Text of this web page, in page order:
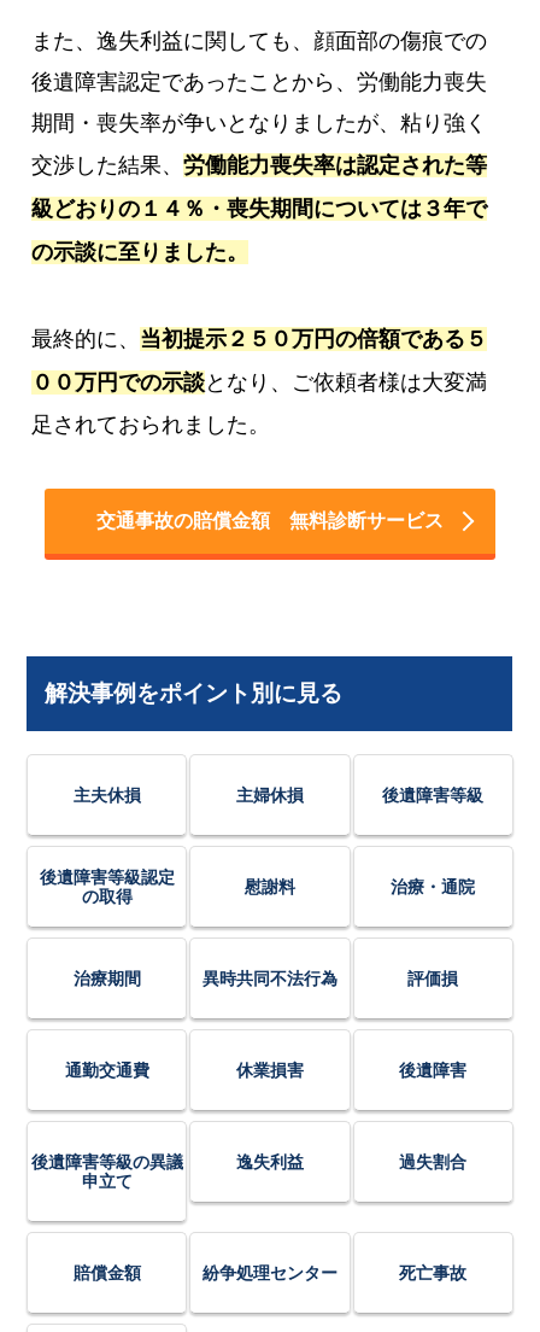
また、逸失利益に関しても、顔面部の傷痕での
後遺障害認定であったことから、労働能力喪失
期間・喪失率が争いとなりましたが、粘り強く
交渉した結果、労働能力喪失率は認定された等
級どおりの１４％・喪失期間については３年で
の示談に至りました。
最終的に、 当初提示２５０万円の倍額である５
００万円での示談となり、ご依頼者様は大変満
足されておられました。
交通事故の賠償金額 無料診断サービス
解決事例をポイント別に見る
主夫休損 主婦休損 後遺障害等級
後遺障害等級認定
の取得
慰謝料 治療・通院
治療期間 異時共同不法行為 評価損
通勤交通費 休業損害 後遺障害
後遺障害等級の異議
申立て
逸失利益 過失割合
賠償金額 紛争処理センター 死亡事故